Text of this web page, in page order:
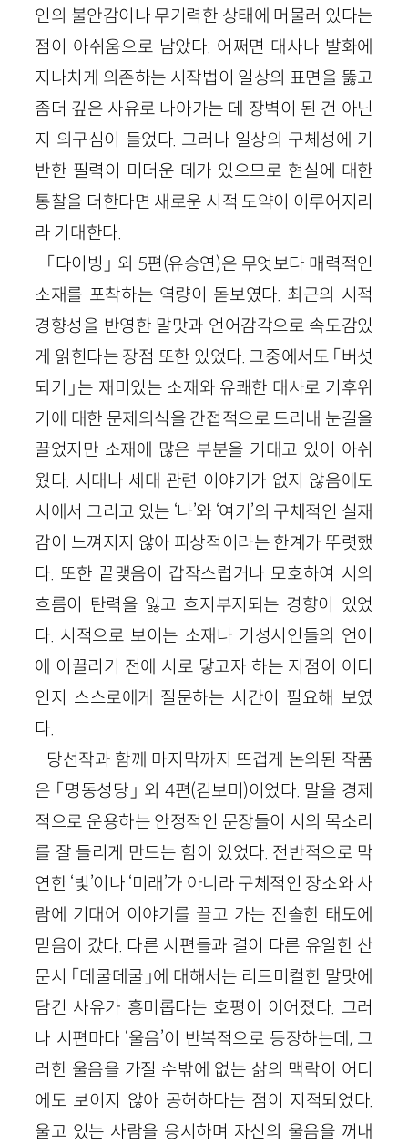
인의 불안감이나 무기력한 상태에 머물러 있다는
점이 아쉬움으로 남았다. 어쩌면 대사나 발화에
지나치게 의존하는 시작법이 일상의 표면을 뚫고
좀더 깊은 사유로 나아가는 데 장벽이 된 건 아닌
지 의구심이 들었다. 그러나 일상의 구체성에 기
반한 필력이 미더운 데가 있으므로 현실에 대한
통찰을 더한다면 새로운 시적 도약이 이루어지리
라 기대한다.
「다이빙」 외 5편(유승연)은 무엇보다 매력적인
소재를 포착하는 역량이 돋보였다. 최근의 시적
경향성을 반영한 말맛과 언어감각으로 속도감있
게 읽힌다는 장점 또한 있었다. 그중에서도 「버섯
되기」는 재미있는 소재와 유쾌한 대사로 기후위
기에 대한 문제의식을 간접적으로 드러내 눈길을
끌었지만 소재에 많은 부분을 기대고 있어 아쉬
웠다. 시대나 세대 관련 이야기가 없지 않음에도
시에서 그리고 있는 ‘나’와 ‘여기’의 구체적인 실재
감이 느껴지지 않아 피상적이라는 한계가 뚜렷했
다. 또한 끝맺음이 갑작스럽거나 모호하여 시의
흐름이 탄력을 잃고 흐지부지되는 경향이 있었
다. 시적으로 보이는 소재나 기성시인들의 언어
에 이끌리기 전에 시로 닿고자 하는 지점이 어디
인지 스스로에게 질문하는 시간이 필요해 보였
다.
당선작과 함께 마지막까지 뜨겁게 논의된 작품
은 「명동성당」 외 4편(김보미)이었다. 말을 경제
적으로 운용하는 안정적인 문장들이 시의 목소리
를 잘 들리게 만드는 힘이 있었다. 전반적으로 막
연한 ‘빛’이나 ‘미래’가 아니라 구체적인 장소와 사
람에 기대어 이야기를 끌고 가는 진솔한 태도에
믿음이 갔다. 다른 시편들과 결이 다른 유일한 산
문시 「데굴데굴」에 대해서는 리드미컬한 말맛에
담긴 사유가 흥미롭다는 호평이 이어졌다. 그러
나 시편마다 ‘울음’이 반복적으로 등장하는데, 그
러한 울음을 가질 수밖에 없는 삶의 맥락이 어디
에도 보이지 않아 공허하다는 점이 지적되었다.
울고 있는 사람을 응시하며 자신의 울음을 꺼내